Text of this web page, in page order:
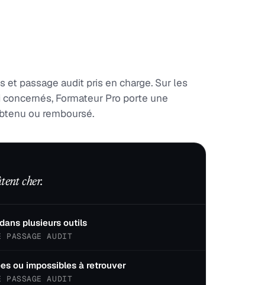
et passage audit pris en charge. Sur les
Formateur Pro porte une
ou remboursé.
cher.
plusieurs outils
PASSAGE AUDIT
ou impossibles à retrouver
PASSAGE AUDIT